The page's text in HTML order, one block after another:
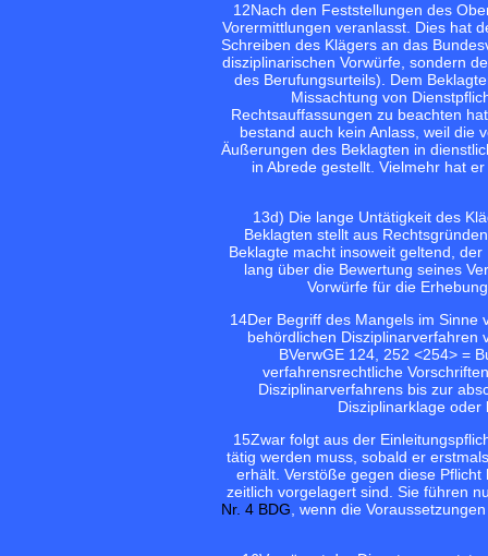
12Nach den Feststellungen des
Vorermittlungen veranlasst. Dies hat
Schreiben des Klägers an das
disziplinarischen Vorwürfe, sondern
des Berufungsurteils). Dem
Missachtung von
Rechtsauffassungen zu beachten
bestand auch kein Anlass, weil die
Äußerungen des Beklagten in
in Abrede gestellt. Vielmehr hat
13d) Die lange Untätigkeit des
Beklagten stellt aus
Beklagte macht insoweit geltend,
lang über die Bewertung seines
Vorwürfe für die
14Der Begriff des Mangels im Sinne
behördlichen
BVerwGE 124, 252 <254> =
verfahrensrechtliche
Disziplinarverfahrens bis zur
Disziplinarklage
15Zwar folgt aus der
tätig werden muss, sobald er
erhält. Verstöße gegen diese
zeitlich vorgelagert sind. Sie führen
Nr. 4 BDG, wenn die